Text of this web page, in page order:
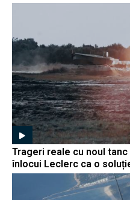
Trageri reale cu noul tanc
înlocui Leclerc ca o